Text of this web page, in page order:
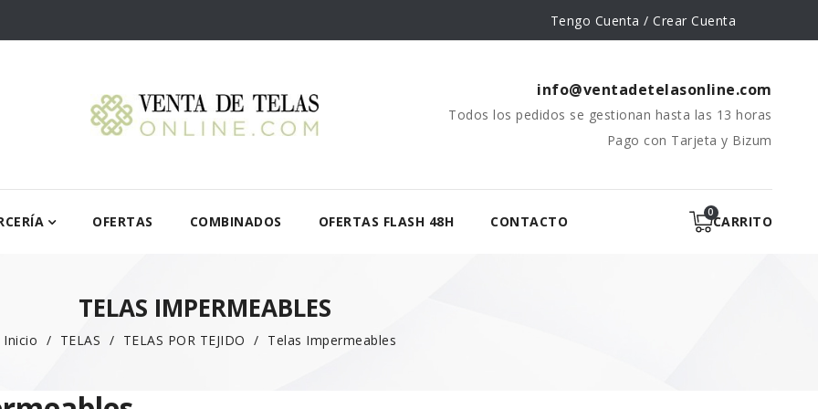
Tengo Cuenta / Crear Cuenta
info@ventadetelasonline.com
Todos los pedidos se gestionan hasta las 13 horas
Pago con Tarjeta y Bizum
OFERTAS COMBINADOS OFERTAS FLASH 48H CONTACTO CARRITO
TELAS IMPERMEABLES
Inicio TELAS TELAS POR TEJIDO Telas Impermeables